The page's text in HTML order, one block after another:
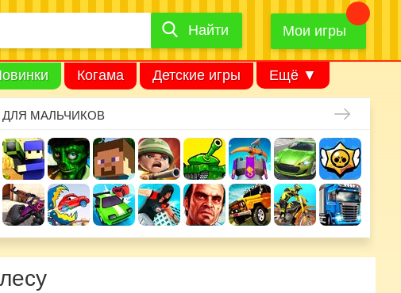
Найти
Найти Мои игры
Когама Детские игры Ещё ▼
ДЛЯ МАЛЬЧИКОВ